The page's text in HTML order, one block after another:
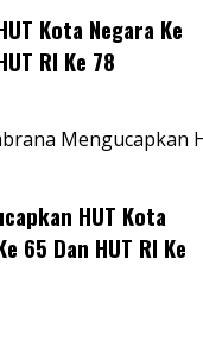
Kota Negara Ke
RI Ke 78
Mengucapkan
HUT Kota
65 Dan HUT RI Ke